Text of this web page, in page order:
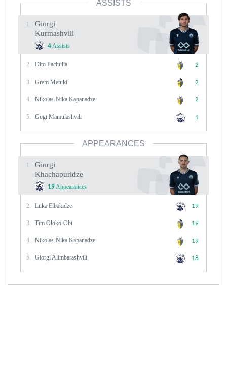
ASSISTS
1.
Giorgi
Kurmashvili
4 Assists
2. Dito Pachulia 2
3. Grem Metuki 2
4. Nikolas-Nika Kapanadze 2
5. Gogi Mamulashvili 1
APPEARANCES
1.
Giorgi
Khachapuridze
19Appearances
2. Luka Elbakidze 19
3. Tim Oloko-Obi 19
4. Nikolas-Nika Kapanadze 19
5. Giorgi Alimbarashvili 18